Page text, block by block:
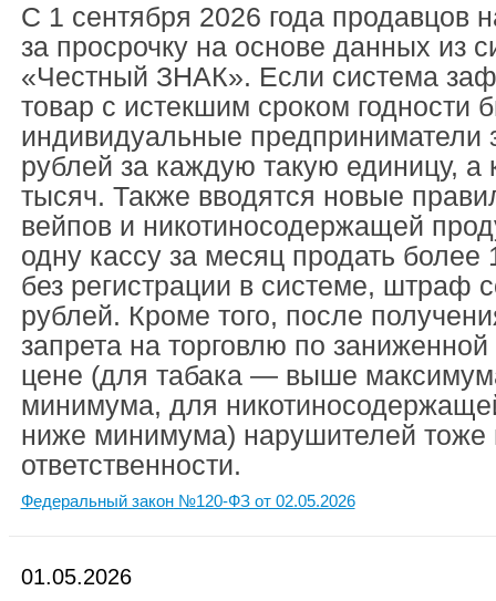
С 1 сентября 2026 года продавцов
за просрочку на основе данных из
«Честный ЗНАК». Если система
товар с истекшим сроком годности
индивидуальные предприниматели
рублей за каждую такую единицу,
тысяч. Также вводятся новые
вейпов и никотиносодержащей
одну кассу за месяц продать более
без регистрации в системе, штраф
рублей. Кроме того, после
запрета на торговлю по
цене (для табака — выше
минимума, для
ниже минимума) нарушителей тоже
ответственности.
Федеральный закон №120-ФЗ от 02.05.2026
01.05.2026